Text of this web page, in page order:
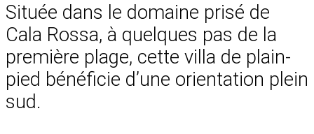
Située dans le domaine prisé de
Cala Rossa, à quelques pas de la
première plage, cette villa de plain-
pied bénéficie d’une orientation plein
sud.